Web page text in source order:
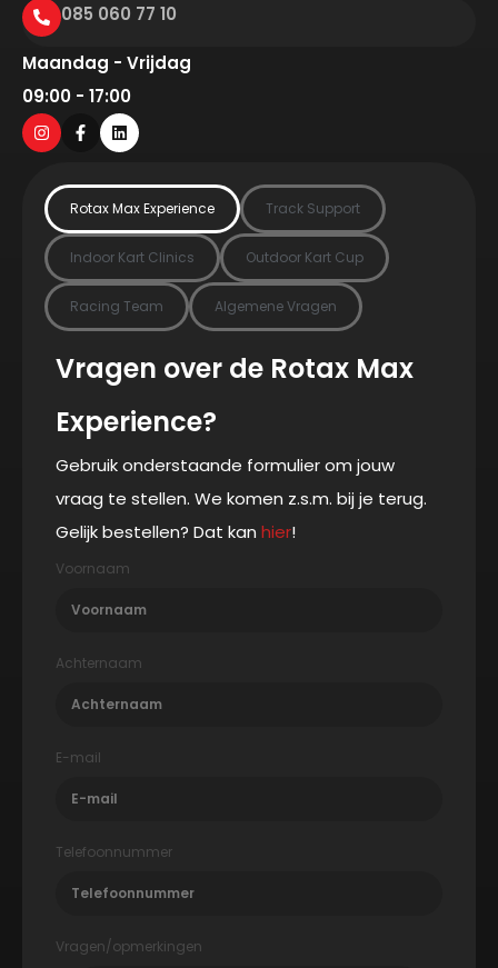
085 060 77 10
Maandag - Vrijdag
09:00 - 17:00
Rotax Max Experience Track Support
Indoor Kart Clinics Outdoor Kart Cup
Racing Team Algemene Vragen
Vragen over de Rotax Max
Experience?
Gebruik onderstaande formulier om jouw
vraag te stellen. We komen z.s.m. bij je terug.
Gelijk bestellen? Dat kan hier!
Voornaam
Achternaam
E-mail
Telefoonnummer
Vragen/opmerkingen